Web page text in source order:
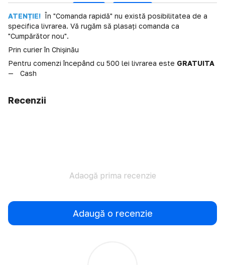
ATENȚIE! În "Comanda rapidă" nu există posibilitatea de a
specifica livrarea. Vă rugăm să plasați comanda ca
"Cumpărător nou".
Prin curier în Chișinău
Pentru comenzi începând cu 500 lei livrarea este GRATUITA
Cash
Recenzii
Adaogă prima recenzie
Adaugă o recenzie